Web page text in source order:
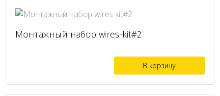
Монтажный набор wires-kit#2
В корзину